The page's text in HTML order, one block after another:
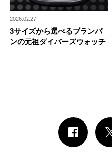
2026.02.27
3サイズから選べるブランパ
ンの元祖ダイバーズウォッチ